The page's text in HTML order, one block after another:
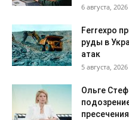
6 августа, 2026
Ferrexpo
руды в
атак
5 августа, 2026
Ольге
пресечения